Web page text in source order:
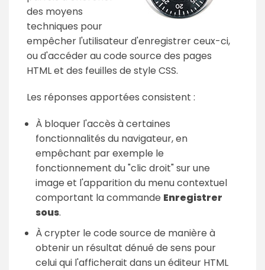
des moyens
techniques pour
empêcher l'utilisateur d'enregistrer ceux-ci,
ou d'accéder au code source des pages
HTML et des feuilles de style CSS.
Les réponses apportées consistent :
À bloquer l'accès à certaines
fonctionnalités du navigateur, en
empêchant par exemple le
fonctionnement du "clic droit" sur une
image et l'apparition du menu contextuel
comportant la commande Enregistrer
sous.
À crypter le code source de manière à
obtenir un résultat dénué de sens pour
celui qui l'afficherait dans un éditeur HTML